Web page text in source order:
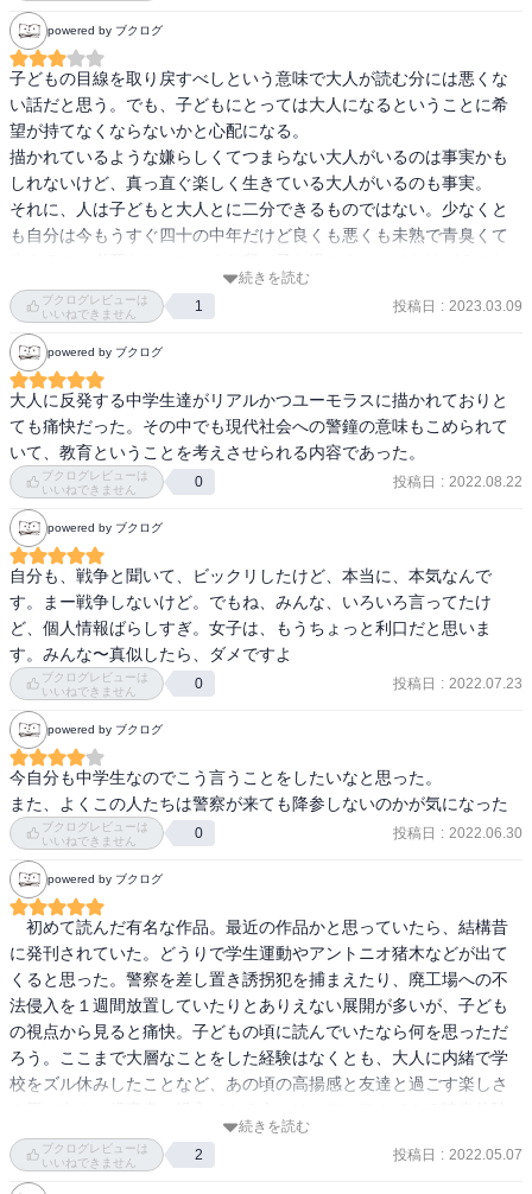
powered by ブクログ
子どもの目線を取り戻すべしという意味で大人が読む分には悪くな
い話だと思う。でも、子どもにとっては大人になるということに希
望が持てなくならないかと心配になる。
描かれているような嫌らしくてつまらない大人がいるのは事実かも
しれないけど、真っ直ぐ楽しく生きている大人がいるのも事実。
それに、人は子どもと大人とに二分できるものではない。少なくと
も自分は今もうすぐ四十の中年だけど良くも悪くも未熟で青臭くて
い充実感を得ている。
そんな姿勢をこれからも自分が持ち続けることを誓って、ぜひ我が
子にも読んでほしいなと思った。
続きを読む
ブクログレビューは
いいねできません
1 投稿日 : 2023.03.09
powered by ブクログ
大人に反発する中学生達がリアルかつユーモラスに描かれておりと
ても痛快だった。その中でも現代社会への警鐘の意味もこめられて
いて、教育ということを考えさせられる内容であった。
ブクログレビューは
いいねできません
0 投稿日 : 2022.08.22
powered by ブクログ
自分も、戦争と聞いて、ビックリしたけど、本当に、本気なんで
す。まー戦争しないけど。でもね、みんな、いろいろ言ってたけ
ど、個人情報ばらしすぎ。女子は、もうちょっと利口だと思いま
す。みんな〜真似したら、ダメですよ
ブクログレビューは
いいねできません
0 投稿日 : 2022.07.23
powered by ブクログ
今自分も中学生なのでこう言うことをしたいなと思った。
また、よくこの人たちは警察が来ても降参しないのかが気になった
ブクログレビューは
いいねできません
0 投稿日 : 2022.06.30
powered by ブクログ
初めて読んだ有名な作品。最近の作品かと思っていたら、結構昔
に発刊されていた。どうりで学生運動やアントニオ猪木などが出て
くると思った。警察を差し置き誘拐犯を捕まえたり、廃工場への不
法侵入を１週間放置していたりとありえない展開が多いが、子ども
の視点から見ると痛快。子どもの頃に読んでいたなら何を思っただ
ろう。ここまで大層なことをした経験はなくとも、大人に内緒で学
校をズル休みしたことなど、あの頃の高揚感と友達と過ごす楽しさ
ができるはず。
続きを読む
ブクログレビューは
いいねできません
2 投稿日 : 2022.05.07